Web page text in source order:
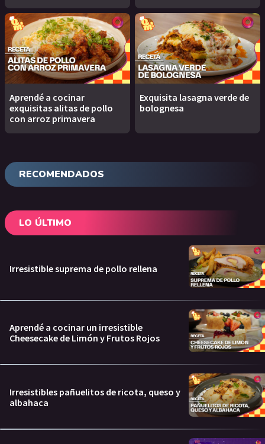
Aprendé a cocinar
exquisitas alitas de pollo
con arroz primavera
Exquisita lasagna verde de
bolognesa
RECOMENDADOS
LO ÚLTIMO
Irresistible suprema de pollo rellena
Aprendé a cocinar un irresistible
Cheesecake de Limón y Frutos Rojos
Irresistibles pañuelitos de ricota, queso y
albahaca